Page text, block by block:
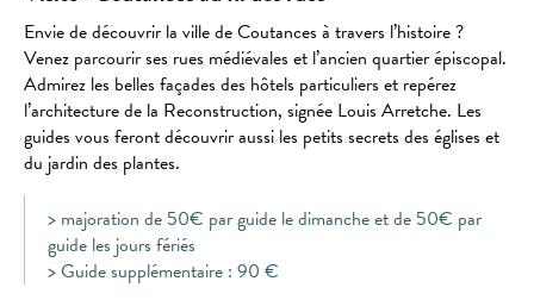
Envie de découvrir la ville de Coutances à travers l’histoire ?
Venez parcourir ses rues médiévales et l’ancien quartier épiscopal.
Admirez les belles façades des hôtels particuliers et repérez
l’architecture de la Reconstruction, signée Louis Arretche. Les
guides vous feront découvrir aussi les petits secrets des églises et
du jardin des plantes.
> majoration de 50€ par guide le dimanche et de 50€ par
guide les jours fériés
> Guide supplémentaire : 90 €